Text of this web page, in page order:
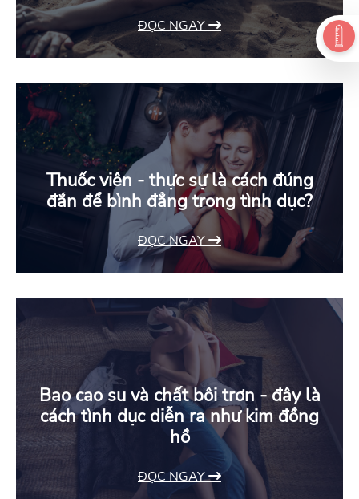
ĐỌC NGAY
Thuốc viên - thực sự là cách đúng
đắn để bình đẳng trong tình dục?
ĐỌC NGAY
Bao cao su và chất bôi trơn - đây là
cách tình dục diễn ra như kim đồng
hồ
ĐỌC NGAY